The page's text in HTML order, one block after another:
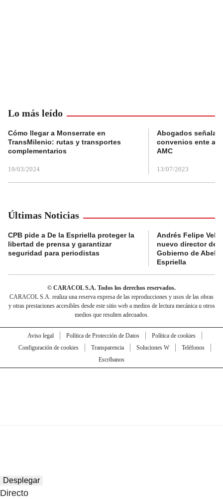
Lo más leído
Cómo llegar a Monserrate en
TransMilenio: rutas y transportes
complementarios
19/03/2024
Abogados
convenios ente
AMC
13/07/2023
Últimas Noticias
CPB pide a De la Espriella proteger la
libertad de prensa y garantizar
seguridad para periodistas
Andrés Felipe
nuevo director de
Gobierno de
Espriella
© CARACOL S.A. Todos los derechos reservados.
CARACOL S.A. realiza una reserva expresa de las reproducciones y usos de las obras
y otras prestaciones accesibles desde este sitio web a medios de lectura mecánica u otros
medios que resulten adecuados.
Aviso legal Política de Protección de Datos
Política de cookies
Configuración de cookies
Transparencia Soluciones W
Teléfonos
Escríbanos
Desplegar
Directo